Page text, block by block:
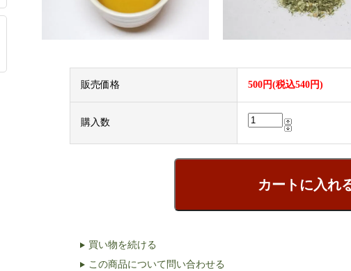
販売価格 500円(税込540円)
購入数
買い物を続ける
この商品について問い合わせる